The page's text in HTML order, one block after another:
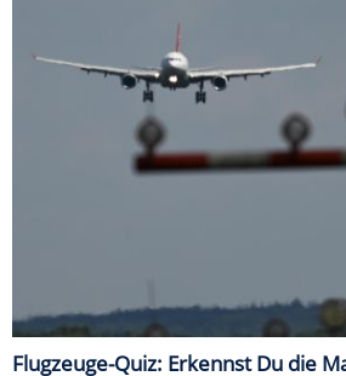
Flugzeuge-Quiz: Erkennst Du die